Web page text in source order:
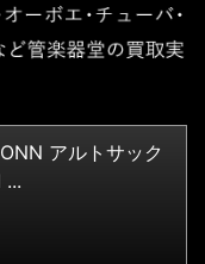
アルトサック
...